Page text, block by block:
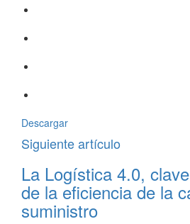
Descargar
Siguiente artículo
La Logística 4.0,
de la eficiencia de la
suministro